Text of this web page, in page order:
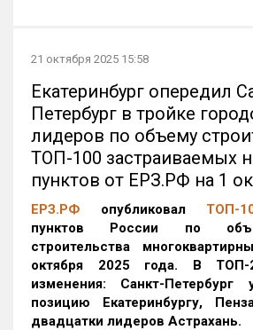
21 октября 2025 15:58
Екатеринбург опередил
Петербург в тройке
лидеров по объему
ТОП-100 застраиваемых
пунктов от ЕРЗ.РФ на 1
ЕРЗ.РФ опубликовал ТОП-
пунктов России по
строительства
октября 2025 года. В
изменения: Санкт-Петербург
позицию Екатеринбургу,
двадцатки лидеров Астрахань.